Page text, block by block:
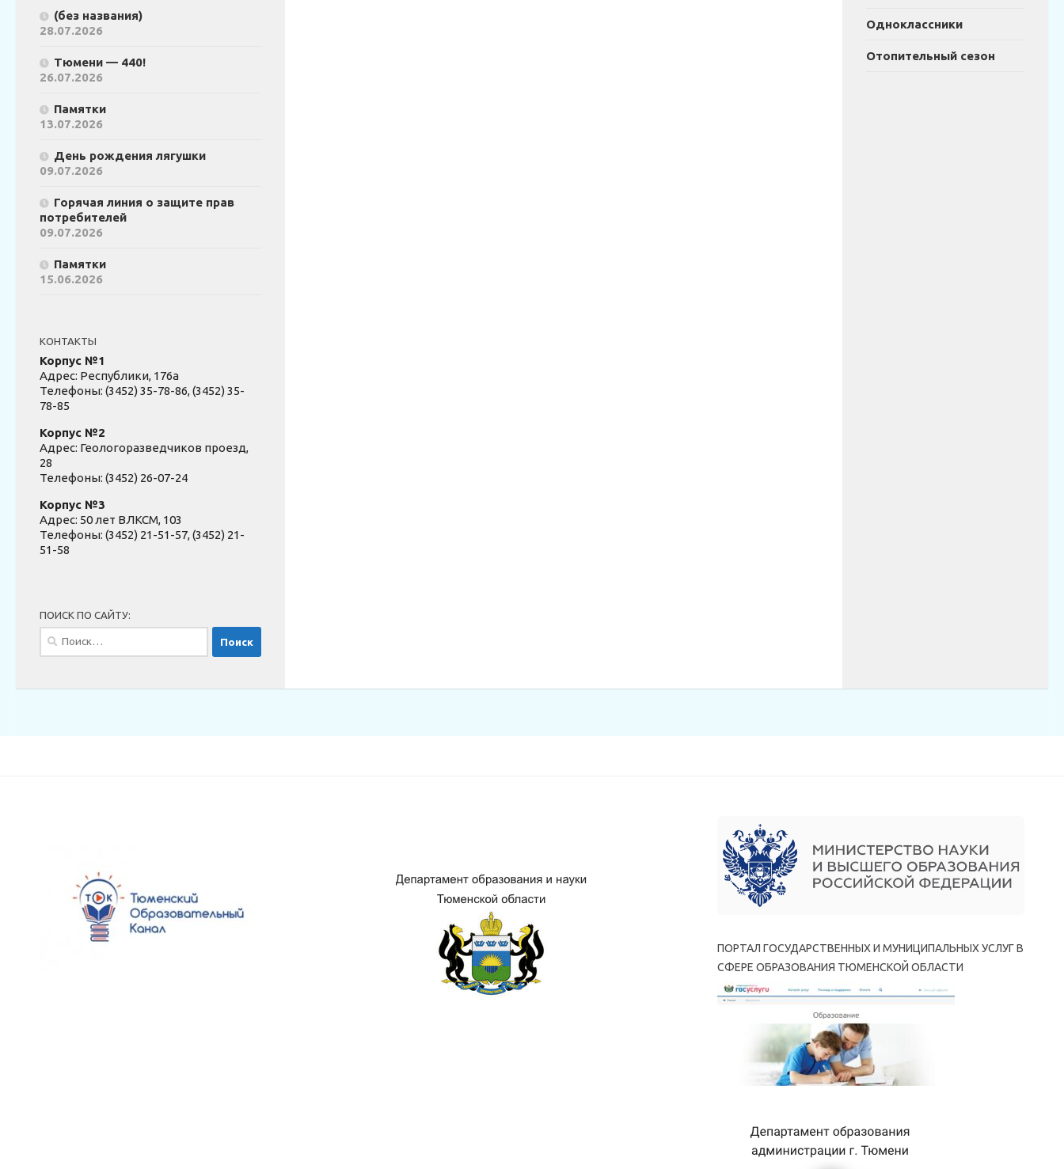
(без названия)
28.07.2026
Тюмени — 440!
26.07.2026
Памятки
13.07.2026
День рождения лягушки
09.07.2026
Горячая линия о защите прав
потребителей
09.07.2026
Памятки
15.06.2026
КОНТАКТЫ
Корпус №1
Адрес: Республики, 176а
Телефоны: (3452) 35-78-86, (3452) 35-
78-85
Корпус №2
Адрес: Геологоразведчиков проезд,
28
Телефоны: (3452) 26-07-24
Корпус №3
Адрес: 50 лет ВЛКСМ, 103
Телефоны: (3452) 21-51-57, (3452) 21-
51-58
ПОИСК ПО САЙТУ:
Найти:
Одноклассники
Отопительный сезон
ПОРТАЛ ГОСУДАРСТВЕННЫХ И МУНИЦИПАЛЬНЫХ УСЛУГ В
СФЕРЕ ОБРАЗОВАНИЯ ТЮМЕНСКОЙ ОБЛАСТИ